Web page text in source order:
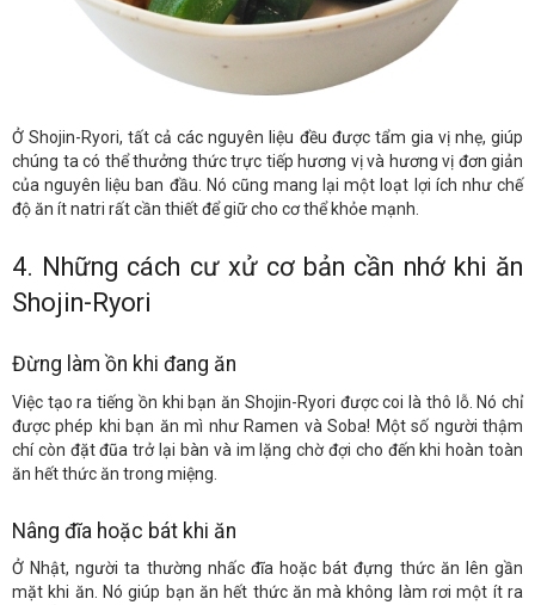
Ở Shojin-Ryori, tất cả các nguyên liệu đều được tẩm gia vị nhẹ, giúp
chúng ta có thể thưởng thức trực tiếp hương vị và hương vị đơn giản
của nguyên liệu ban đầu. Nó cũng mang lại một loạt lợi ích như chế
độ ăn ít natri rất cần thiết để giữ cho cơ thể khỏe mạnh.
4. Những cách cư xử cơ bản cần nhớ khi ăn
Shojin-Ryori
Đừng làm ồn khi đang ăn
Việc tạo ra tiếng ồn khi bạn ăn Shojin-Ryori được coi là thô lỗ. Nó chỉ
được phép khi bạn ăn mì như Ramen và Soba! Một số người thậm
chí còn đặt đũa trở lại bàn và im lặng chờ đợi cho đến khi hoàn toàn
ăn hết thức ăn trong miệng.
Nâng đĩa hoặc bát khi ăn
Ở Nhật, người ta thường nhấc đĩa hoặc bát đựng thức ăn lên gần
mặt khi ăn. Nó giúp bạn ăn hết thức ăn mà không làm rơi một ít ra